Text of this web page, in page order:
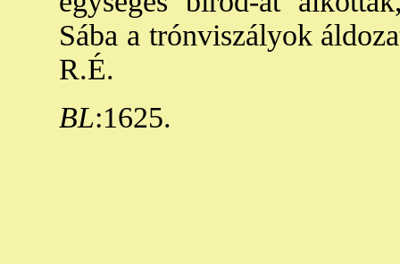
Sába a trónviszályok
R.É.
BL:1625.